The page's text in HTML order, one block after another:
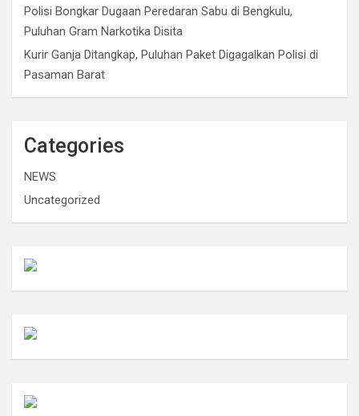
Polisi Bongkar Dugaan Peredaran Sabu di Bengkulu,
Puluhan Gram Narkotika Disita
Kurir Ganja Ditangkap, Puluhan Paket Digagalkan Polisi di
Pasaman Barat
Categories
NEWS
Uncategorized